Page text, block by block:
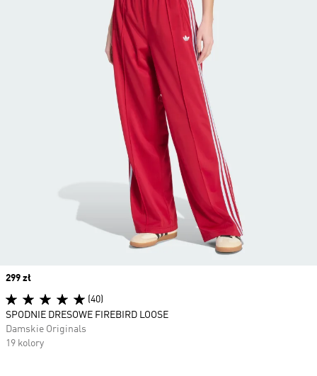
Price
299 zł
(40)
SPODNIE DRESOWE FIREBIRD LOOSE
Damskie Originals
19 kolory